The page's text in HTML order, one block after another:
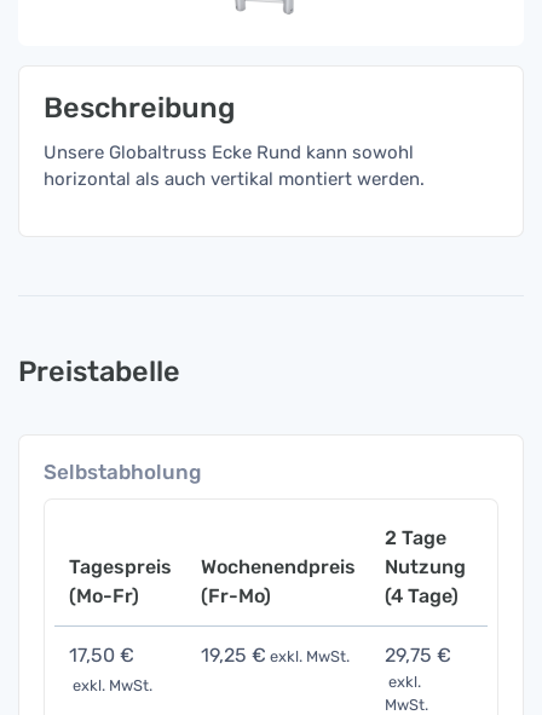
Beschreibung
Unsere Globaltruss Ecke Rund kann sowohl
horizontal als auch vertikal montiert werden.
Preistabelle
Selbstabholung
Tagespreis
(Mo-Fr)
Wochenendpreis
(Fr-Mo)
2 Tage
Nutzung
(4 Tage)
17,50 €
exkl. MwSt.
19,25 € exkl. MwSt. 29,75 €
exkl.
MwSt.